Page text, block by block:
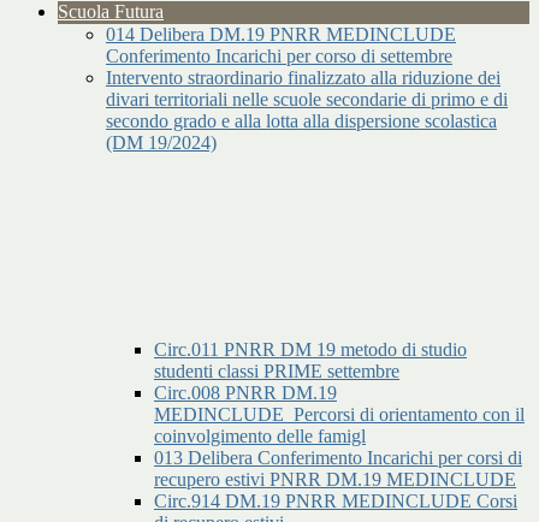
Scuola Futura
014 Delibera DM.19 PNRR MEDINCLUDE
Conferimento Incarichi per corso di settembre
Intervento straordinario finalizzato alla riduzione dei
divari territoriali nelle scuole secondarie di primo e di
secondo grado e alla lotta alla dispersione scolastica
(DM 19/2024)
Circ.011 PNRR DM 19 metodo di studio
studenti classi PRIME settembre
Circ.008 PNRR DM.19
MEDINCLUDE_Percorsi di orientamento con il
coinvolgimento delle famigl
013 Delibera Conferimento Incarichi per corsi di
recupero estivi PNRR DM.19 MEDINCLUDE
Circ.914 DM.19 PNRR MEDINCLUDE Corsi